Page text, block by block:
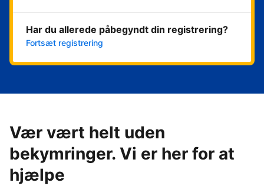
Har du allerede påbegyndt din registrering?
Fortsæt registrering
Vær vært helt uden
bekymringer. Vi er her for at
hjælpe